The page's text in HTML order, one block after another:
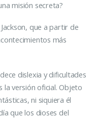
misión secreta?
que a partir de
más
dislexia y dificultades
la versión oficial. Objeto
ni siquiera él
que los dioses del